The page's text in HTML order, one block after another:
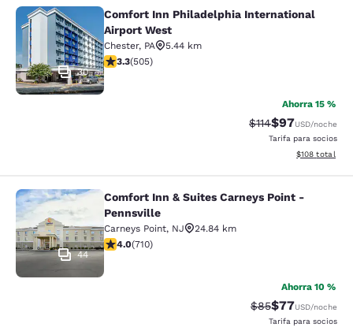
Comfort Inn Philadelphia
30
Comfort Inn Philadelphia International
Airport West
Chester, PA
5.44 km
calificación de 3.28 estrellas. Bueno. 505 reseñas
3.3(505)
Ahorra 15 %
Precio tachado:
$114Precio con
$97USD/noche
Tarifa para socios
Ver detalles
$108 total
Comfort Inn & Suites Carneys
44
Comfort Inn & Suites Carneys Point -
Pennsville
Carneys Point, NJ
24.84 km
calificación de 4 estrellas. Muy bueno. 710 reseñas
4.0(710)
Ahorra 10 %
Precio tachado:
$85Precio con
$77USD/noche
Tarifa para socios